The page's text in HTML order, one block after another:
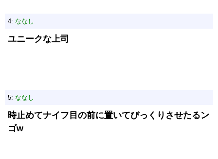
4: ななし
ユニークな上司
5: ななし
時止めてナイフ目の前に置いてびっくりさせたるン
ゴw